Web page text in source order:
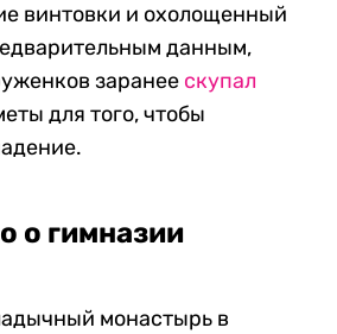
винтовки и охолощенный
данным,
заранее скупал
для того, чтобы
о гимназии
монастырь в